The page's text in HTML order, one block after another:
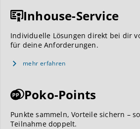
Inhouse-Service
Individuelle Lösungen direkt bei dir
für deine Anforderungen.
mehr erfahren
Poko-Points
Punkte sammeln, Vorteile sichern –
Teilnahme doppelt.